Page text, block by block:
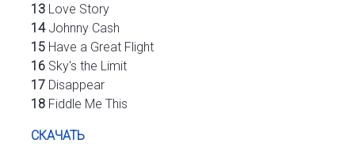
13 Love Story
14Johnny Cash
15 Have a Great Flight
16 Sky's the Limit
17 Disappear
18 Fiddle Me This
СКАЧАТЬ